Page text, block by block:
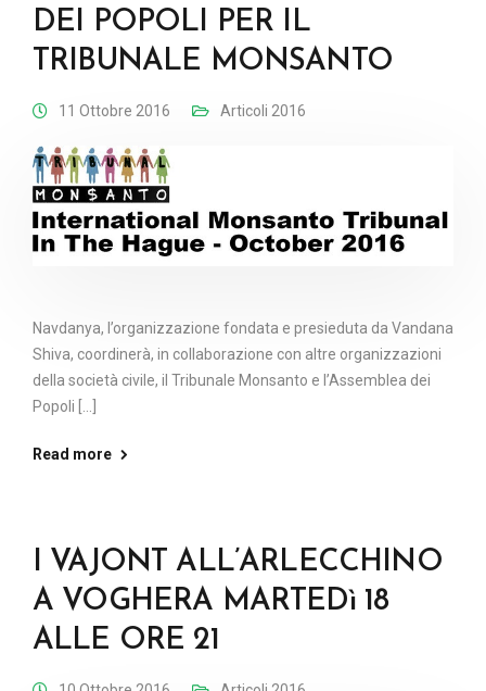
DEI POPOLI PER IL
TRIBUNALE MONSANTO
11 Ottobre 2016 Articoli 2016
Navdanya, l’organizzazione fondata e presieduta da Vandana
Shiva, coordinerà, in collaborazione con altre organizzazioni
della società civile, il Tribunale Monsanto e l’Assemblea dei
Popoli [...]
Read more
I VAJONT ALL’ARLECCHINO
A VOGHERA MARTEDì 18
ALLE ORE 21